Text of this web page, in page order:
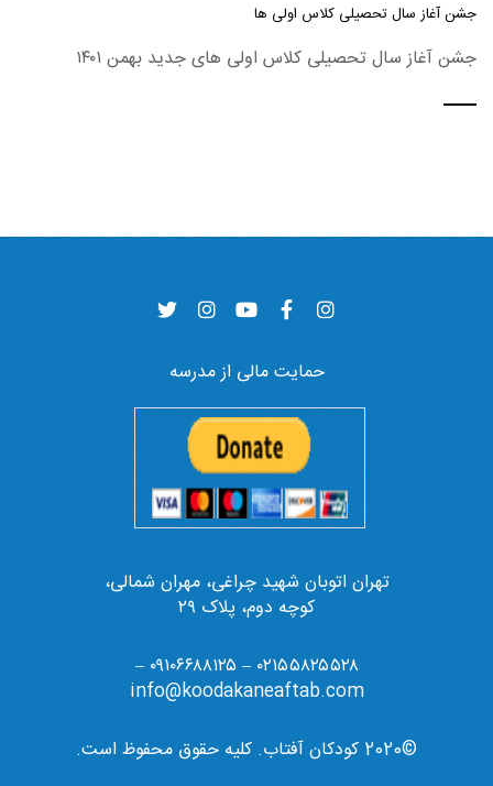
جشن آغاز سال تحصیلی کلاس اولی ها
جشن آغاز سال تحصیلی کلاس اولی های جدید بهمن ۱۴۰۱
حمایت مالی از مدرسه
تهران اتوبان شهید چراغی، مهران شمالی،
کوچه دوم، پلاک ۲۹
۰۲۱۵۵۸۲۵۵۲۸ – ۰۹۱۰۶۶۸۸۱۲۵ –
info@koodakaneaftab.com
©2020 کودکان آفتاب. کلیه حقوق محفوظ است.